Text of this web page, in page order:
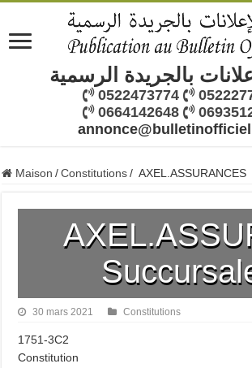
بالجريدة الرسمية
0522473774
0664142648
Maison / Constitutions /
30 mars 2021 Constitutions
1751-3C2
Constitution